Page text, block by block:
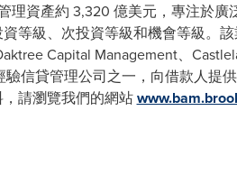
資產約 3,320 億美元，專注於廣
等級、次投資等級和機會等級。
Capital Management、
信貸管理公司之一，向借款人提
請瀏覽我們的網站